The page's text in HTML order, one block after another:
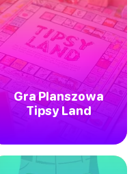
Gra Planszowa
Tipsy Land